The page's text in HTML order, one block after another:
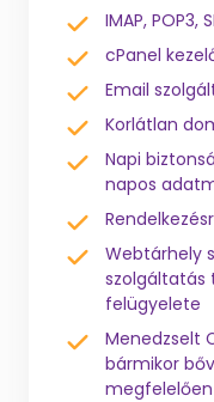
IMAP, POP3,
cPanel
Email
Korlátlan
Napi
napos
Webtárhely
szolgáltatás
felügyelete
Menedzselt
bármikor
megfelelően